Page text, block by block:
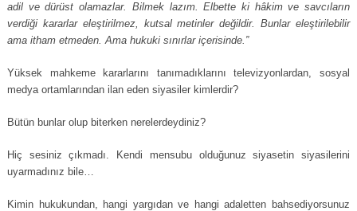
adil ve dürüst olamazlar. Bilmek lazım. Elbette ki hâkim ve savcıların
verdiği kararlar eleştirilmez, kutsal metinler değildir. Bunlar eleştirilebilir
ama itham etmeden. Ama hukuki sınırlar içerisinde.”
Yüksek mahkeme kararlarını tanımadıklarını televizyonlardan, sosyal
medya ortamlarından ilan eden siyasiler kimlerdir?
Bütün bunlar olup biterken nerelerdeydiniz?
Hiç sesiniz çıkmadı. Kendi mensubu olduğunuz siyasetin siyasilerini
uyarmadınız bile…
Kimin hukukundan, hangi yargıdan ve hangi adaletten bahsediyorsunuz